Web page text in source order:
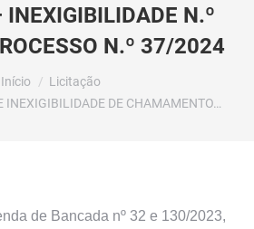
N.º
N.º 37/2024
Início
Licitação
INEXIGIBILIDADE DE CHAMAMENTO…
de Bancada nº 32 e 130/2023,